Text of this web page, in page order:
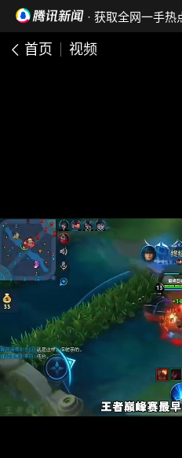
· 获取全网一手热
首页 视频